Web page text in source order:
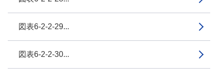
図表6-2-2-29...
図表6-2-2-30...